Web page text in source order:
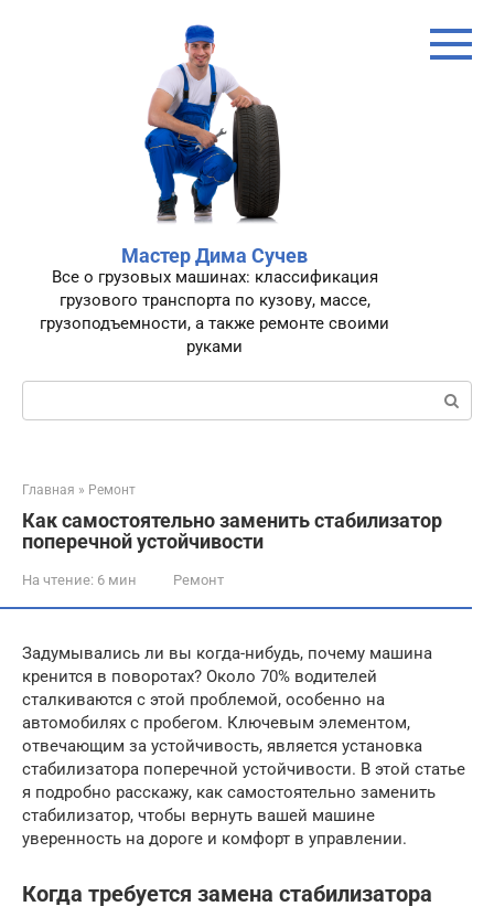
Мастер Дима Сучев
Все о грузовых машинах: классификация
грузового транспорта по кузову, массе,
грузоподъемности, а также ремонте своими
руками
Поиск:
Главная » Ремонт
Как самостоятельно заменить стабилизатор
поперечной устойчивости
На чтение: 6 мин Ремонт
Задумывались ли вы когда-нибудь, почему машина
кренится в поворотах? Около 70% водителей
сталкиваются с этой проблемой, особенно на
автомобилях с пробегом. Ключевым элементом,
отвечающим за устойчивость, является установка
стабилизатора поперечной устойчивости. В этой статье
я подробно расскажу, как самостоятельно заменить
стабилизатор, чтобы вернуть вашей машине
уверенность на дороге и комфорт в управлении.
Когда требуется замена стабилизатора